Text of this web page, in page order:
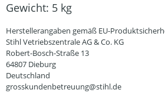
Gewicht: 5 kg
Herstellerangaben gemäß EU-
Stihl Vetriebszentrale AG & Co. KG
Robert-Bosch-Straße 13
64807 Dieburg
Deutschland
grosskundenbetreuung@stihl.de